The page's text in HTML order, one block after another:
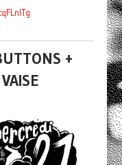
+